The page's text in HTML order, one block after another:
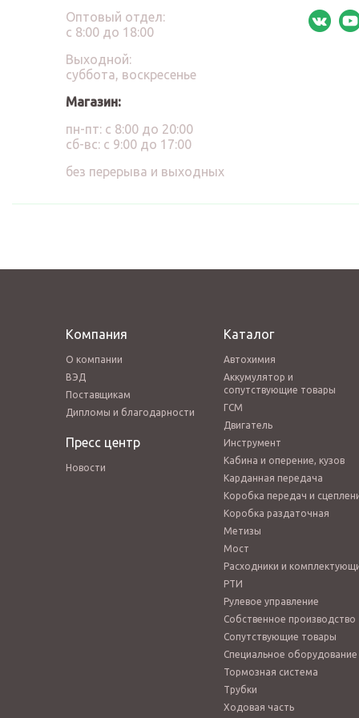
Оптовый отдел:
с 8:00 до 18:00
Выходной:
суббота, воскресенье
Магазин:
пн-пт: с 8:00 до 20:00
сб-вс: с 9:00 до 17:00
без перерыва и выходных
Компания
О компании
ВЭД
Поставщикам
Дипломы и благодарности
Пресс центр
Новости
Каталог
Автохимия
Аккумулятор и
сопутствующие товары
ГСМ
Двигатель
Инструмент
Кабина и оперение, кузов
Карданная передача
Коробка передач и
Коробка раздаточная
Метизы
Мост
Расходники и
РТИ
Рулевое управление
Собственное производство
Сопутствующие товары
Специальное оборудование
Тормозная система
Трубки
Ходовая часть